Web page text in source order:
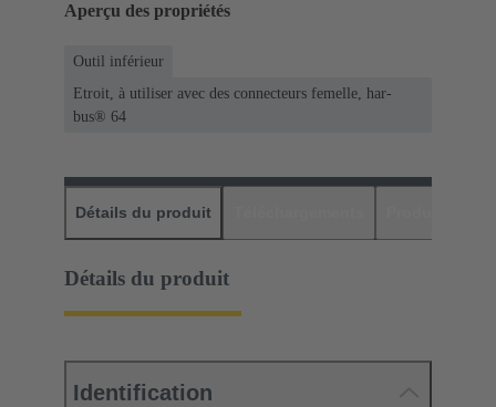
Aperçu des propriétés
Outil inférieur
Etroit, à utiliser avec des connecteurs femelle, har-
bus® 64
Détails du produit
Détails du produit
Identification